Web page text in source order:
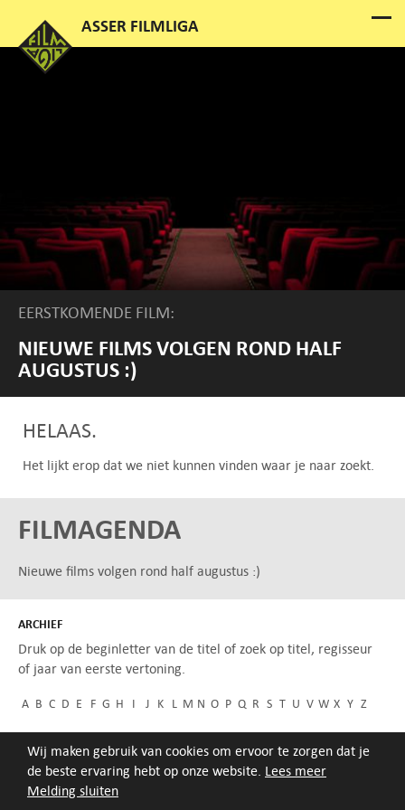
Melding sluiten
Wij maken gebruik van cookies om ervoor te zorgen dat je
de beste ervaring hebt op onze website. Lees meer
EERSTKOMENDE FILM:
NIEUWE FILMS VOLGEN ROND HALF
AUGUSTUS :)
HELAAS.
Het lijkt erop dat we niet kunnen vinden waar je naar zoekt.
FILMAGENDA
Nieuwe films volgen rond half augustus :)
ARCHIEF
Druk op de beginletter van de titel of zoek op titel, regisseur
of jaar van eerste vertoning.
A B C D E F G H I J K L M N O P Q R S T U V W X Y Z